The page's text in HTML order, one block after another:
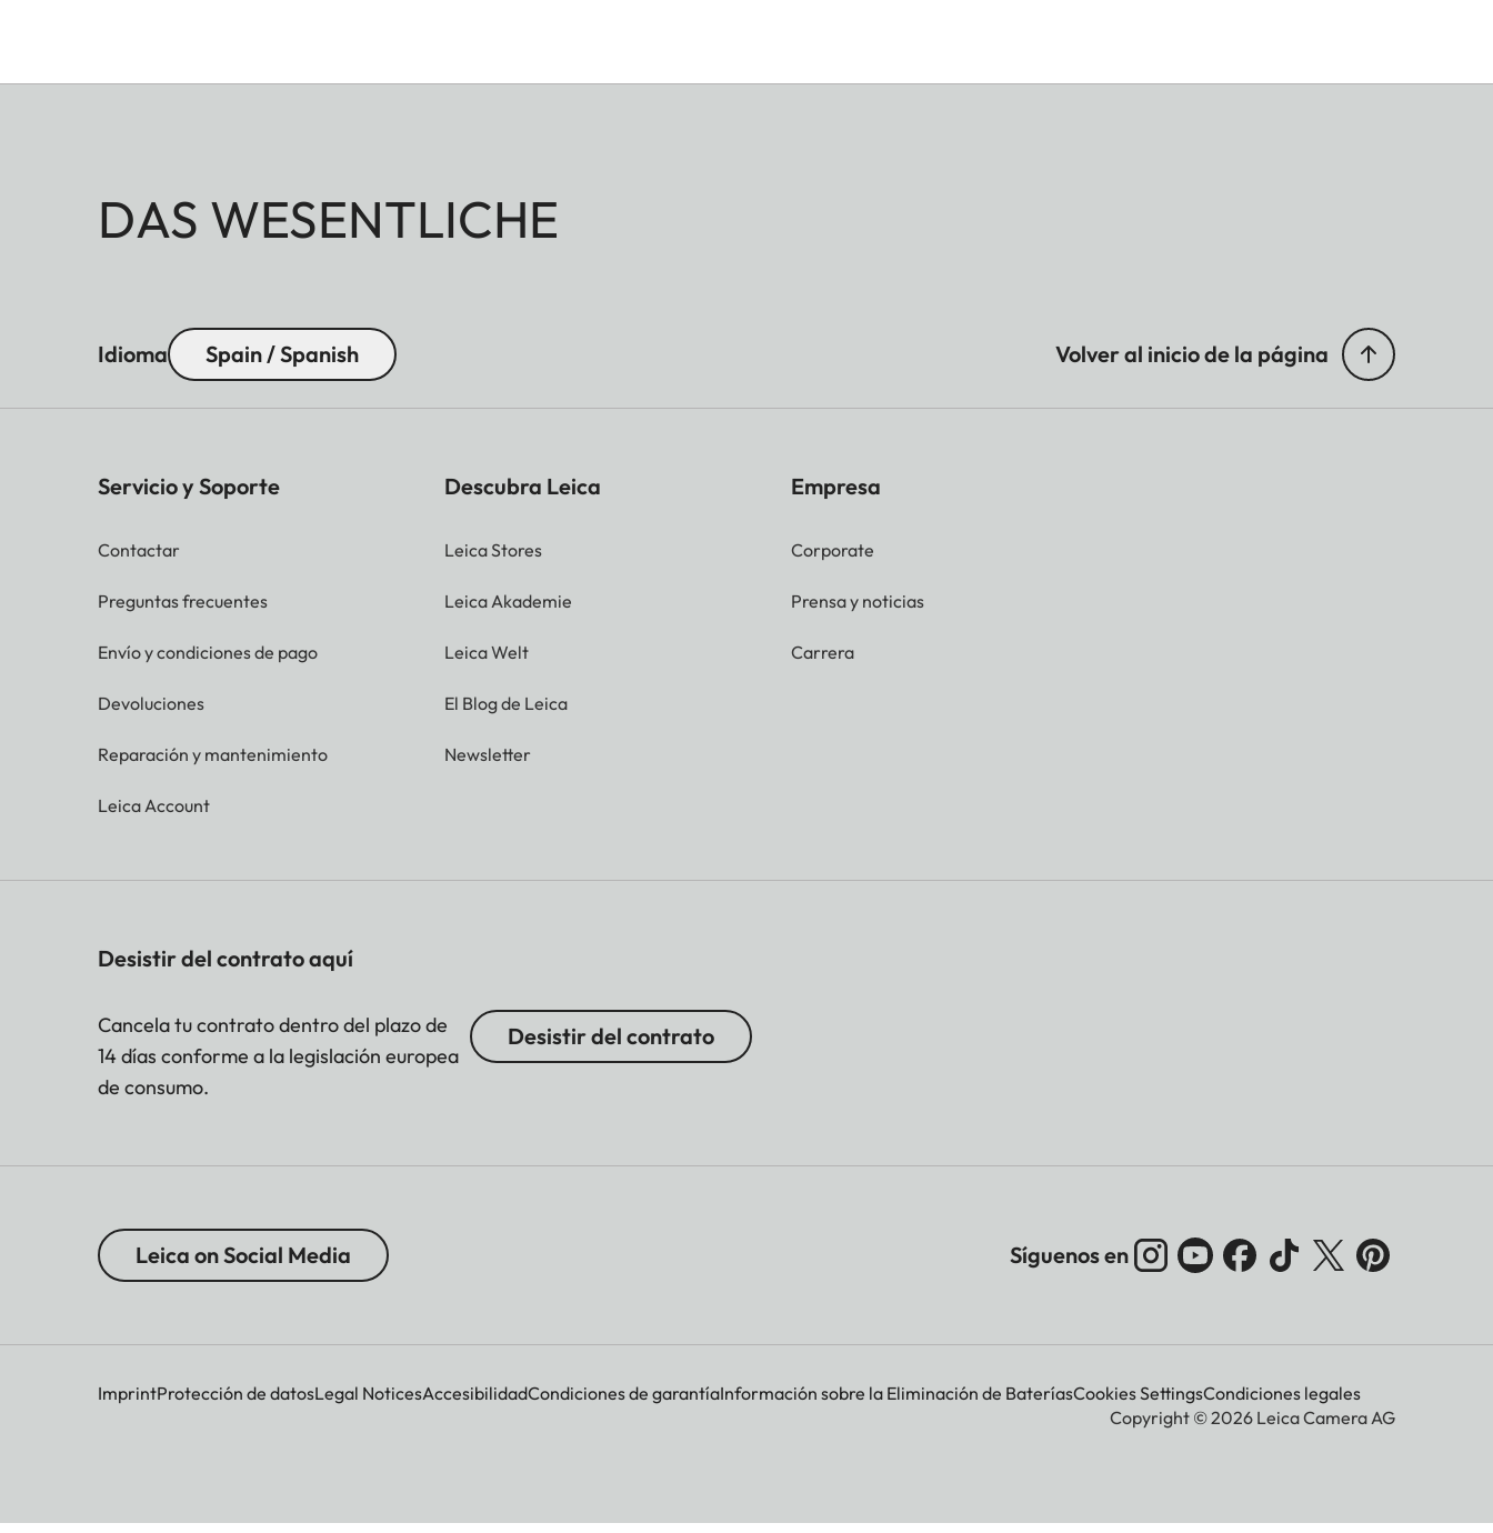
DAS WESENTLICHE
Idioma Spain / Spanish Volver al inicio de la página
Servicio y Soporte
Contactar
Preguntas frecuentes
Envío y condiciones de pago
Devoluciones
Reparación y mantenimiento
Leica Account
Descubra Leica
Leica Stores
Leica Akademie
Leica Welt
El Blog de Leica
Newsletter
Empresa
Corporate
Prensa y noticias
Carrera
Desistir del contrato aquí
Cancela tu contrato dentro del plazo de
14 días conforme a la legislación europea
de consumo.
Desistir del contrato
Leica on Social Media Síguenos en
ImprintProtección de datosLegal NoticesAccesibilidadCondiciones de garantíaInformación sobre la Eliminación de BateríasCookies SettingsCondiciones legales
Copyright © 2026 Leica Camera AG